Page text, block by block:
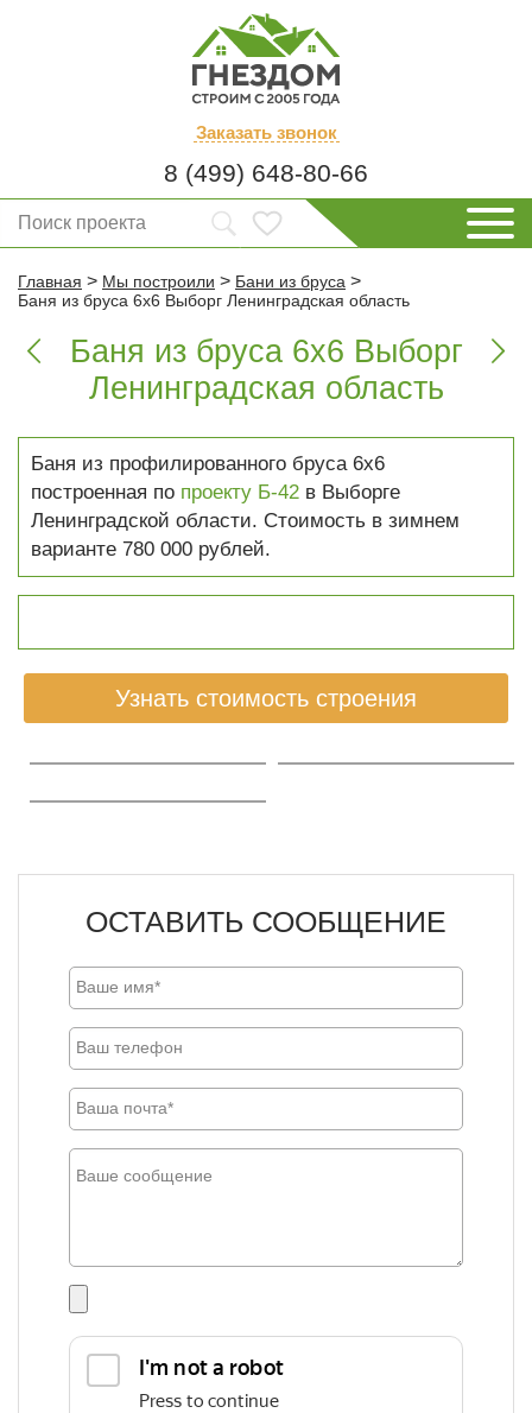
Заказать звонок
8 (499) 648-80-66
Главная > Мы построили > Бани из бруса >
Баня из бруса 6х6 Выборг Ленинградская область

Баня из бруса 6х6 Выборг
Ленинградская область

Баня из профилированного бруса 6х6
построенная по проекту Б-42 в Выборге
Ленинградской области. Стоимость в зимнем
варианте 780 000 рублей.
Узнать стоимость строения
ОСТАВИТЬ СООБЩЕНИЕ